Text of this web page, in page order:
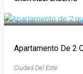
Apartamento De 2
Ciudad Del Este